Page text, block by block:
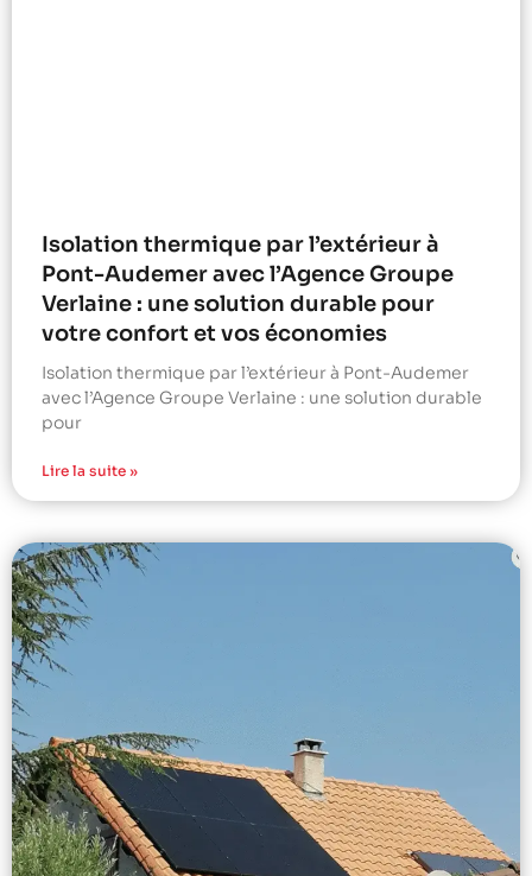
Isolation thermique par l’extérieur à
Pont-Audemer avec l’Agence Groupe
Verlaine : une solution durable pour
votre confort et vos économies
Isolation thermique par l’extérieur à Pont-Audemer
avec l’Agence Groupe Verlaine : une solution durable
pour
Lire la suite »